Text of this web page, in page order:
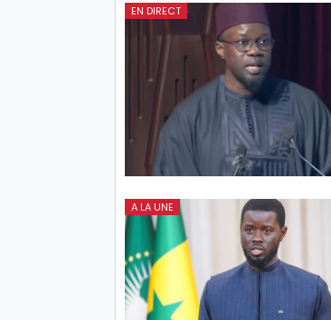
EN DIRECT
A LA UNE